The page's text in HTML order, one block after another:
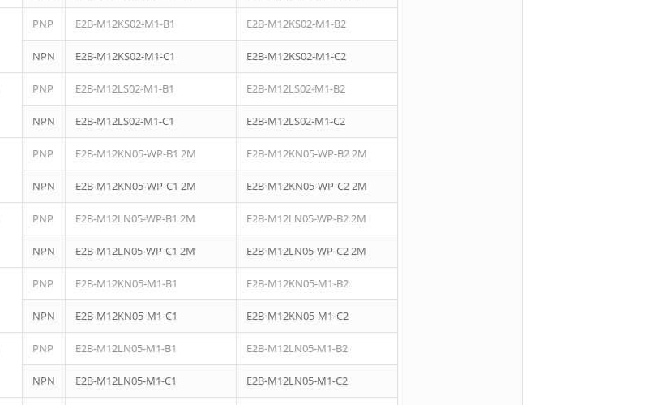
PNP E2B-M12KS02-M1-B1 E2B-M12KS02-M1-B2
NPN E2B-M12KS02-M1-C1 E2B-M12KS02-M1-C2
PNP E2B-M12LS02-M1-B1 E2B-M12LS02-M1-B2
NPN E2B-M12LS02-M1-C1 E2B-M12LS02-M1-C2
PNP E2B-M12KN05-WP-B1 2M E2B-M12KN05-WP-B2 2M
NPN E2B-M12KN05-WP-C1 2M E2B-M12KN05-WP-C2 2M
PNP E2B-M12LN05-WP-B1 2M E2B-M12LN05-WP-B2 2M
NPN E2B-M12LN05-WP-C1 2M E2B-M12LN05-WP-C2 2M
PNP E2B-M12KN05-M1-B1 E2B-M12KN05-M1-B2
NPN E2B-M12KN05-M1-C1 E2B-M12KN05-M1-C2
PNP E2B-M12LN05-M1-B1 E2B-M12LN05-M1-B2
NPN E2B-M12LN05-M1-C1 E2B-M12LN05-M1-C2